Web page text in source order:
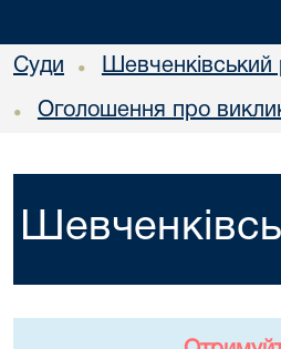
Суди •
• Оголошення про